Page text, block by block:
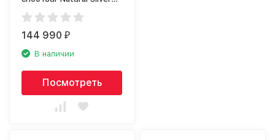
(4E1T4EA)
144 990₽
В наличии
Посмотреть